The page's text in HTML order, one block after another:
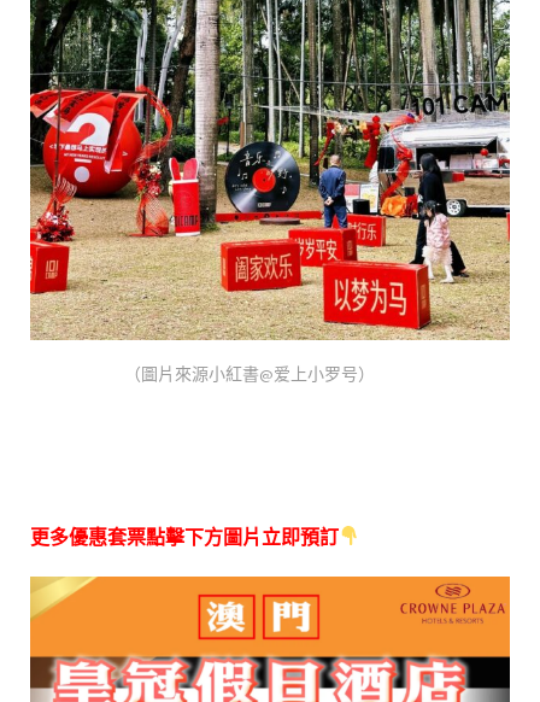
（圖片來源小紅書@爱上小罗号）
更多優惠套票點擊下方圖片立即預訂